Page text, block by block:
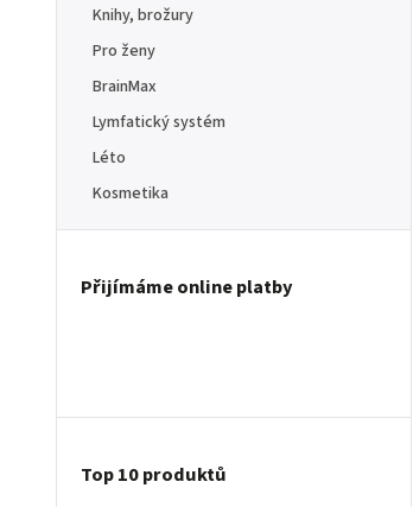
Knihy, brožury
Pro ženy
BrainMax
Lymfatický systém
Léto
Kosmetika
Přijímáme online platby
Top 10 produktů